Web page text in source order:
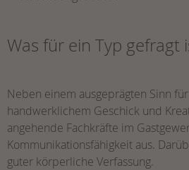
Was für ein Typ gefragt
Neben einem ausgeprägten Sinn
handwerklichem Geschick und
angehende Fachkräfte im
Kommunikationsfähigkeit aus.
guter körperliche Verfassung.